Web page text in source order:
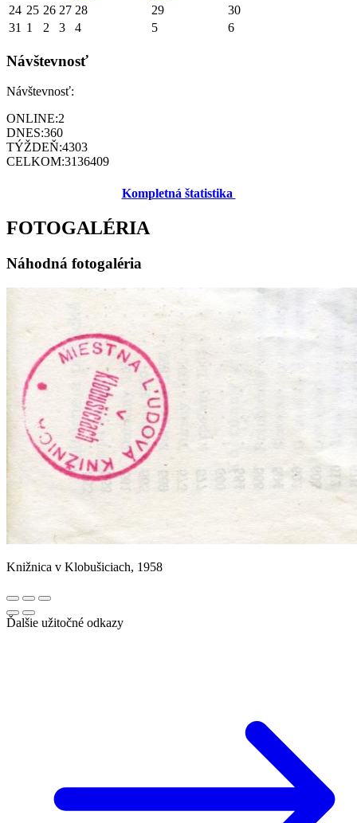
24 25 26 27 28 29
30
31 1 2 3 4 5 6
Návštevnosť
Návštevnosť:
ONLINE:2
DNES:360
TÝŽDEŇ:4303
CELKOM:3136409
Kompletná štatistika
FOTOGALÉRIA
Náhodná fotogaléria
Knižnica v Klobušiciach, 1958
Ďalšie užitočné odkazy